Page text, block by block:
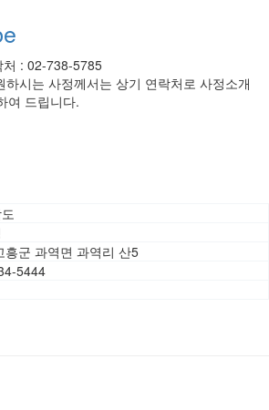
처 : 02-738-5785
시는 사정께서는 상기 연락처로 사정소개
여 드립니다.
흥군 과역면 과역리 산5
5444